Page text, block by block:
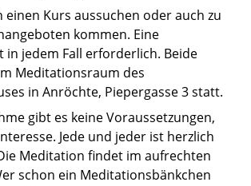
einen Kurs aussuchen oder auch zu
kommen. Eine
in jedem Fall erforderlich. Beide
Meditationsraum des
in Anröchte, Piepergasse 3 statt.
gibt es keine Voraussetzungen,
Jede und jeder ist herzlich
Meditation findet im aufrechten
schon ein Meditationsbänkchen